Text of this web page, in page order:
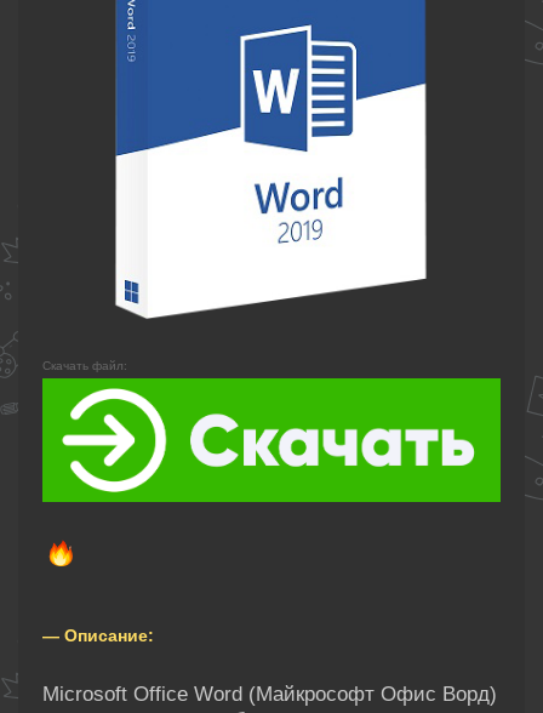
Скачать файл:
— Описание:
Microsoft Office Word (Майкрософт Офис Ворд)